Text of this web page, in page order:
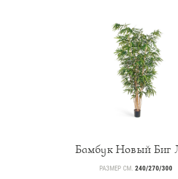
Бамбук Новый Биг
РАЗМЕР СМ. 240/270/300